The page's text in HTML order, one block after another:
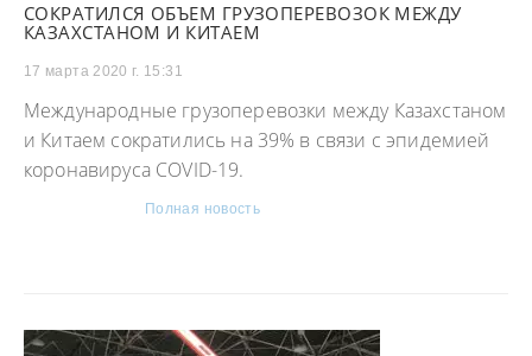
СОКРАТИЛСЯ ОБЪЕМ ГРУЗОПЕРЕВОЗОК МЕЖДУ
КАЗАХСТАНОМ И КИТАЕМ
17 марта 2020 г. 15:31
Международные грузоперевозки между Казахстаном
и Китаем сократились на 39% в связи с эпидемией
коронавируса COVID-19.
Полная новость